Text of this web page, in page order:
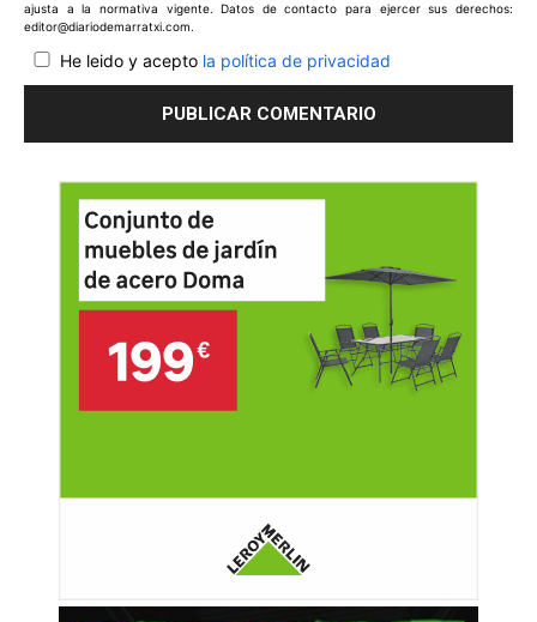
ajusta a la normativa vigente. Datos de contacto para ejercer sus derechos:
editor@diariodemarratxi.com.
He leido y acepto la política de privacidad